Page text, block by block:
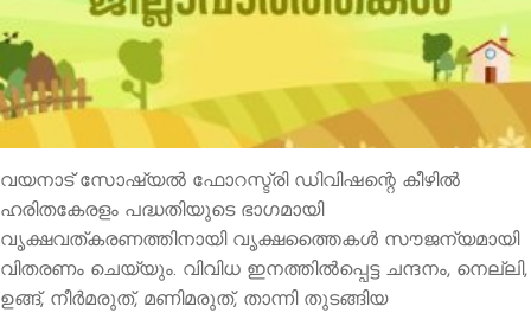
വയനാട് സോഷ്യൽ ഫോറസ്ട്രി ഡിവിഷന്റെ കീഴിൽ
ഹരിതകേരളം പദ്ധതിയുടെ ഭാഗമായി
വൃക്ഷവത്കരണത്തിനായി വൃക്ഷത്തൈകൾ സൗജന്യമായി
വിതരണം ചെയ്യും. വിവിധ ഇനത്തിൽപ്പെട്ട ചന്ദനം, നെല്ലി,
ഉങ്ങ്, നീർമരുത്, മണിമരുത്, താന്നി തുടങ്ങിയ